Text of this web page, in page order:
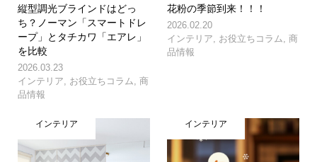
縦型調光ブラインドはどっ
ち？ノーマン「スマートドレ
ープ」とタチカワ「エアレ」
を比較
2026.03.23
インテリア
お役立ちコラム
商
品情報
花粉の季節到来！！！
2026.02.20
インテリア
お役立ちコラム ,商
品情報
インテリア インテリア